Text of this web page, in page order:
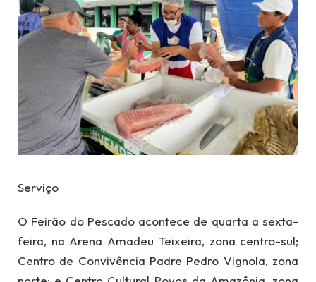
Serviço
O Feirão do Pescado acontece de quarta a sexta-
feira, na Arena Amadeu Teixeira, zona centro-sul;
Centro de Convivência Padre Pedro Vignola, zona